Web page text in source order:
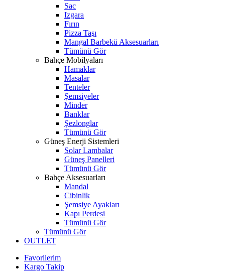
Sac
Izgara
Fırın
Pizza Taşı
Mangal Barbekü Aksesuarları
Tümünü Gör
Bahçe Mobilyaları
Hamaklar
Masalar
Tenteler
Şemsiyeler
Minder
Banklar
Şezlonglar
Tümünü Gör
Güneş Enerji Sistemleri
Solar Lambalar
Güneş Panelleri
Tümünü Gör
Bahçe Aksesuarları
Mandal
Cibinlik
Şemsiye Ayakları
Kapı Perdesi
Tümünü Gör
Tümünü Gör
OUTLET
Favorilerim
Kargo Takip